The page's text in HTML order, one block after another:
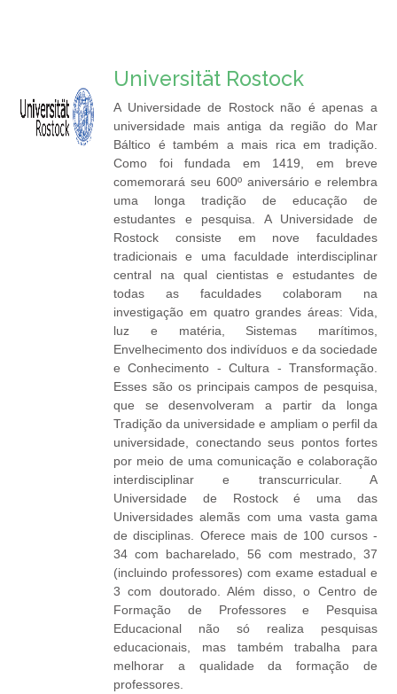
Universität Rostock
A Universidade de Rostock não é apenas a
universidade mais antiga da região do Mar
Báltico é também a mais rica em tradição.
Como foi fundada em 1419, em breve
comemorará seu 600º aniversário e relembra
uma longa tradição de educação de
estudantes e pesquisa. A Universidade de
Rostock consiste em nove faculdades
tradicionais e uma faculdade interdisciplinar
central na qual cientistas e estudantes de
todas as faculdades colaboram na
investigação em quatro grandes áreas: Vida,
luz e matéria, Sistemas marítimos,
Envelhecimento dos indivíduos e da sociedade
e Conhecimento - Cultura - Transformação.
Esses são os principais campos de pesquisa,
que se desenvolveram a partir da longa
Tradição da universidade e ampliam o perfil da
universidade, conectando seus pontos fortes
por meio de uma comunicação e colaboração
interdisciplinar e transcurricular. A
Universidade de Rostock é uma das
Universidades alemãs com uma vasta gama
de disciplinas. Oferece mais de 100 cursos -
34 com bacharelado, 56 com mestrado, 37
(incluindo professores) com exame estadual e
3 com doutorado. Além disso, o Centro de
Formação de Professores e Pesquisa
Educacional não só realiza pesquisas
educacionais, mas também trabalha para
melhorar a qualidade da formação de
professores.